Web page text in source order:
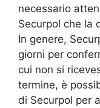
necessario
Securpol che la
In genere,
giorni per
cui non si
termine, è
di Securpol per